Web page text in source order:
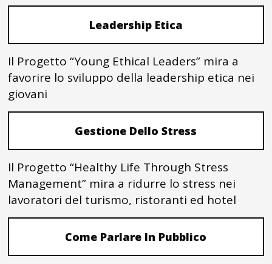
Leadership Etica
Il Progetto “Young Ethical Leaders” mira a
favorire lo sviluppo della leadership etica nei
giovani
Gestione Dello Stress
Il Progetto “Healthy Life Through Stress
Management” mira a ridurre lo stress nei
lavoratori del turismo, ristoranti ed hotel
Come Parlare In Pubblico